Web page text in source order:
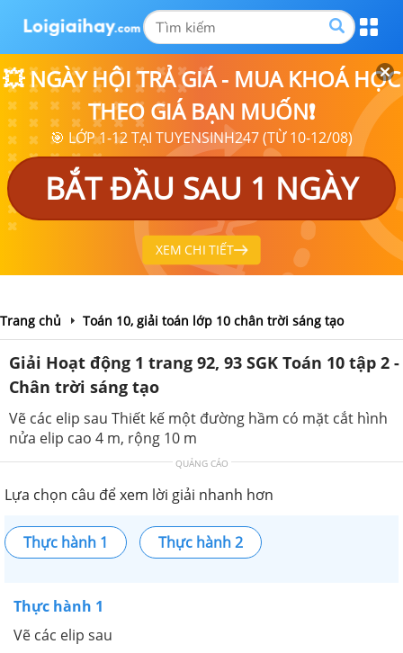
💥 NGÀY HỘI TRẢ GIÁ - MUA KHOÁ HỌC
THEO GIÁ BẠN MUỐN❗
🎯 LỚP 1-12 TẠI TUYENSINH247 (TỪ 10-12/08)
BẮT ĐẦU SAU 1 NGÀY
XEM CHI TIẾT
Trang chủ Toán 10, giải toán lớp 10 chân trời sáng tạo
Giải Hoạt động 1 trang 92, 93 SGK Toán 10 tập 2 -
Chân trời sáng tạo
Vẽ các elip sau Thiết kế một đường hầm có mặt cắt hình
nửa elip cao 4 m, rộng 10 m
QUẢNG CÁO
Lựa chọn câu để xem lời giải nhanh hơn
Thực hành 1 Thực hành 2
Thực hành 1
Vẽ các elip sau